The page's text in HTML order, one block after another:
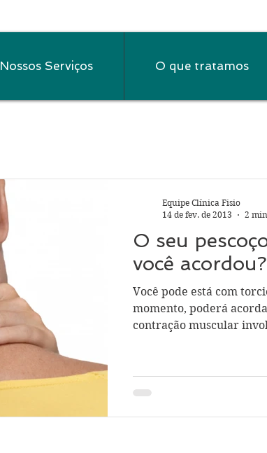
Nossos Serviços O que tratamos
O seu
você acordou?
Você pode está com
momento, poderá
contração muscular
Equipe Clínica Fisio
14 de fev. de 2013
2